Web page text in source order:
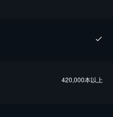
420,000本以上